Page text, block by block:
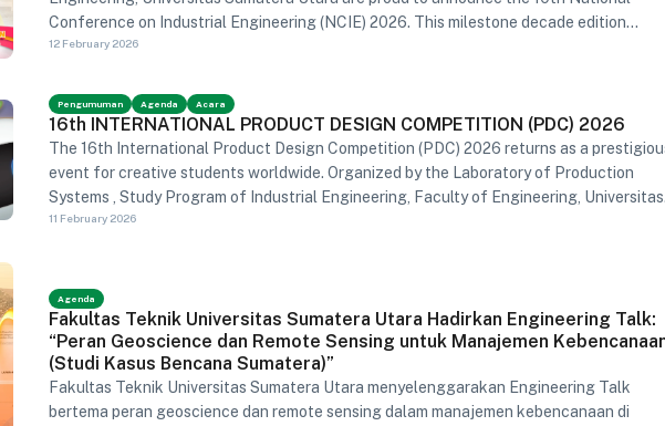
Conference on Industrial Engineering (NCIE) 2026. This milestone decade edition
carries the theme "Sustainable and Lean Strategy for Efficient Product Design,"
responsibility in modern engineering.
12 February 2026
Pengumuman Agenda Acara
16th INTERNATIONAL PRODUCT DESIGN COMPETITION (PDC) 2026
The 16th International Product Design Competition (PDC) 2026 returns as a
event for creative students worldwide. Organized by the Laboratory of Production
Systems , Study Program of Industrial Engineering, Faculty of Engineering, Universitas
Sumatera Utara.
11 February 2026
Agenda
Fakultas Teknik Universitas Sumatera Utara Hadirkan Engineering Talk:
“Peran Geoscience dan Remote Sensing untuk Manajemen
(Studi Kasus Bencana Sumatera)”
Fakultas Teknik Universitas Sumatera Utara menyelenggarakan Engineering Talk
bertema peran geoscience dan remote sensing dalam manajemen kebencanaan di